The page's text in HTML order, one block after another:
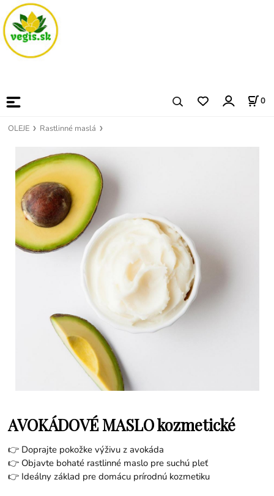
0
OLEJE Rastlinné maslá
AVOKÁDOVÉ MASLO kozmetické
👉 Doprajte pokožke výživu z avokáda
👉 Objavte bohaté rastlinné maslo pre suchú pleť
👉 Ideálny základ pre domácu prírodnú kozmetiku